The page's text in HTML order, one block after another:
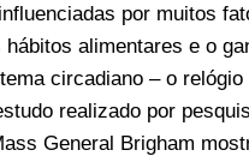
por muitos
alimentares e o
circadiano – o
realizado por
General Brigham